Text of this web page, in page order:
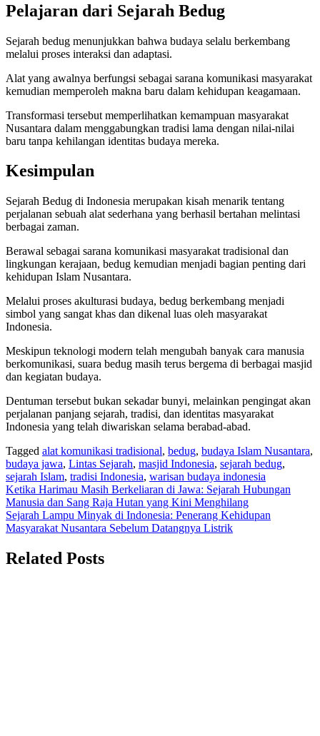
Pelajaran dari Sejarah Bedug
Sejarah bedug menunjukkan bahwa budaya selalu berkembang
melalui proses interaksi dan adaptasi.
Alat yang awalnya berfungsi sebagai sarana komunikasi masyarakat
kemudian memperoleh makna baru dalam kehidupan keagamaan.
Transformasi tersebut memperlihatkan kemampuan masyarakat
Nusantara dalam menggabungkan tradisi lama dengan nilai-nilai
baru tanpa kehilangan identitas budaya mereka.
Kesimpulan
Sejarah Bedug di Indonesia merupakan kisah menarik tentang
perjalanan sebuah alat sederhana yang berhasil bertahan melintasi
berbagai zaman.
Berawal sebagai sarana komunikasi masyarakat tradisional dan
lingkungan kerajaan, bedug kemudian menjadi bagian penting dari
kehidupan Islam Nusantara.
Melalui proses akulturasi budaya, bedug berkembang menjadi
simbol yang sangat khas dan dikenal luas oleh masyarakat
Indonesia.
Meskipun teknologi modern telah mengubah banyak cara manusia
berkomunikasi, suara bedug masih terus bergema di berbagai masjid
dan kegiatan budaya.
Dentuman tersebut bukan sekadar bunyi, melainkan pengingat akan
perjalanan panjang sejarah, tradisi, dan identitas masyarakat
Indonesia yang telah diwariskan selama berabad-abad.
Tagged alat komunikasi tradisional, bedug, budaya Islam Nusantara,
budaya jawa, Lintas Sejarah, masjid Indonesia, sejarah bedug,
sejarah Islam, tradisi Indonesia, warisan budaya indonesia
Navigasi
pos
Ketika Harimau Masih Berkeliaran di Jawa: Sejarah Hubungan
Manusia dan Sang Raja Hutan yang Kini Menghilang
Sejarah Lampu Minyak di Indonesia: Penerang Kehidupan
Masyarakat Nusantara Sebelum Datangnya Listrik
Related Posts